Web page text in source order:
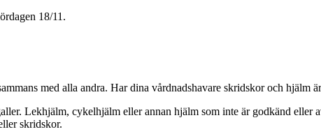
18/11.
med alla andra. Har dina vårdnadshavare skridskor och hjälm
Lekhjälm, cykelhjälm eller annan hjälm som inte är godkänd eller
skridskor.